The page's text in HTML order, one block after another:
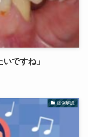
ですね」
症例解説